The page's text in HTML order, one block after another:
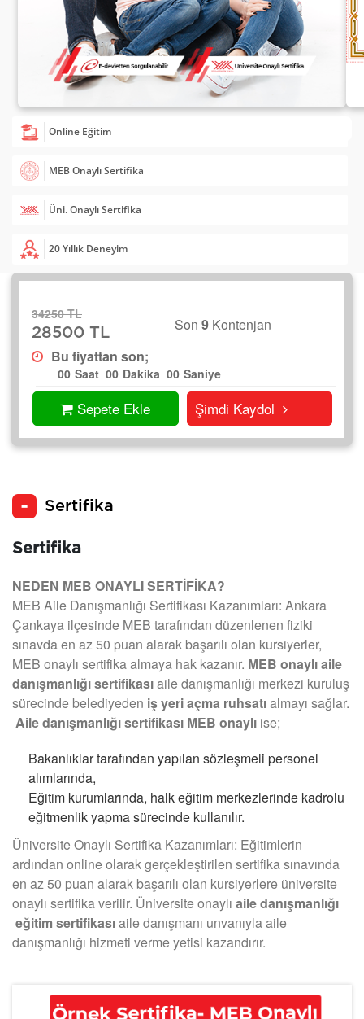
20 Yıllık Deneyim
Üni. Onaylı Sertifika
MEB Onaylı Sertifika
Online Eğitim
34250 TL
28500 TL
Son 9Kontenjan
Bu fiyattan son;
00 Saat 00 Dakika 00 Saniye
Sepete Ekle Şimdi Kaydol
Sertifika
Sertifika
NEDEN MEB ONAYLI SERTİFİKA?
MEB Aile Danışmanlığı Sertifikası Kazanımları: Ankara
Çankaya ilçesinde MEB tarafından düzenlenen fiziki
sınavda en az 50 puan alarak başarılı olan kursiyerler,
MEB onaylı sertifika almaya hak kazanır. MEB onaylı aile
danışmanlığı sertifikasıaile danışmanlığı merkezi kuruluş
sürecinde belediyeden iş yeri açma ruhsatıalmayı sağlar.
Aile danışmanlığı sertifikası MEB onaylı ise;
Bakanlıklar tarafından yapılan sözleşmeli personel
alımlarında,
Eğitim kurumlarında, halk eğitim merkezlerinde kadrolu
eğitmenlik yapma sürecinde kullanılır.
Üniversite Onaylı Sertifika Kazanımları: Eğitimlerin
ardından online olarak gerçekleştirilen sertifika sınavında
en az 50 puan alarak başarılı olan kursiyerlere üniversite
onaylı sertifika verilir. Üniversite onaylı aile danışmanlığı
eğitim sertifikasıaile danışmanı unvanıyla aile
danışmanlığı hizmeti verme yetisi kazandırır.